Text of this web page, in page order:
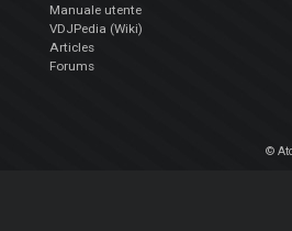
Manuale utente
VDJPedia (Wiki)
Articles
Forums
©